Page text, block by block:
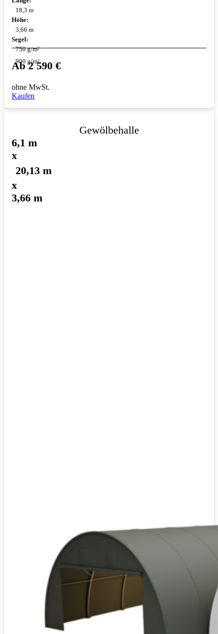
18,3 m
Höhe:
3,66 m
Segel:
750 g/m²
900 g/m²
Ab2 590 €
ohne MwSt.
Kaufen
Gewölbehalle
6,1 m
x
20,13 m
x
3,66 m